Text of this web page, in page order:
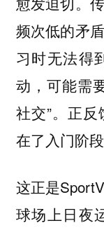
频次低的矛
习时无法得
动，可能需
社交”。正
在了入门阶段
这正是
球场上日夜